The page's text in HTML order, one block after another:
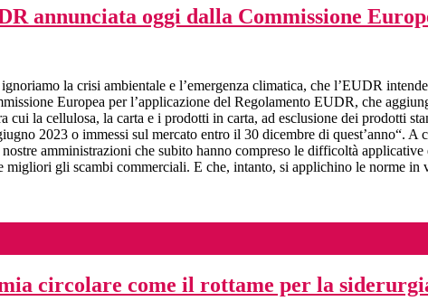
annunciata oggi dalla Commissione
la crisi ambientale e l’emergenza climatica, che l’EUDR
Europea per l’applicazione del Regolamento EUDR, che
cui la cellulosa, la carta e i prodotti in carta, ad esclusione dei prodotti
2023 o immessi sul mercato entro il 30 dicembre di quest’anno“.
amministrazioni che subito hanno compreso le difficoltà
migliori gli scambi commerciali. E che, intanto, si applichino le norme
circolare come il rottame per la